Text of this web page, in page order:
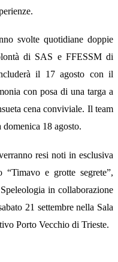
svolte quotidiane doppie
di SAS e FFESSM di
il 17 agosto con il
con posa di una targa a
cena conviviale. Il team
18 agosto.
resi noti in esclusiva
e grotte segrete”,
in collaborazione
21 settembre nella Sala
Porto Vecchio di Trieste.